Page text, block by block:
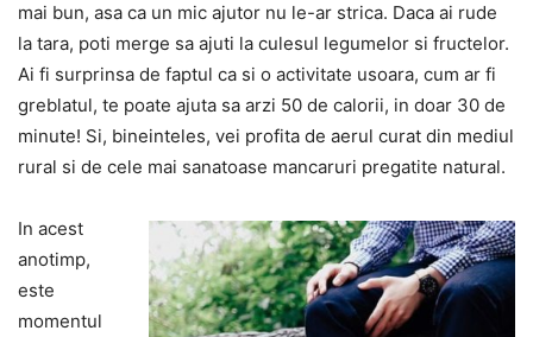
mai bun, asa ca un mic ajutor nu le-ar strica. Daca ai rude
la tara, poti merge sa ajuti la culesul legumelor si fructelor.
Ai fi surprinsa de faptul ca si o activitate usoara, cum ar fi
greblatul, te poate ajuta sa arzi 50 de calorii, in doar 30 de
minute! Si, bineinteles, vei profita de aerul curat din mediul
rural si de cele mai sanatoase mancaruri pregatite natural.
In acest
anotimp,
este
momentul